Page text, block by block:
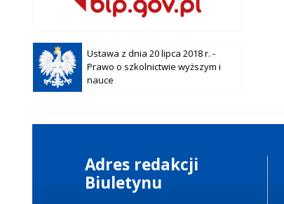
Ustawa z dnia 20 lipca 2018 r. -
Prawo o szkolnictwie wyższym i
nauce
Otwiera
się w
nowej
karcie
Adres redakcji
Biuletynu